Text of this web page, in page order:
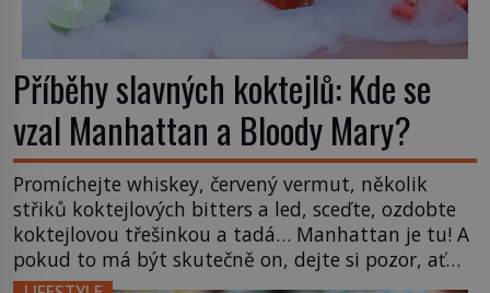
Příběhy slavných koktejlů: Kde se
vzal Manhattan a Bloody Mary?
Promíchejte whiskey, červený vermut, několik
střiků koktejlových bitters a led, sceďte, ozdobte
koktejlovou třešinkou a tadá… Manhattan je tu! A
pokud to má být skutečně on, dejte si pozor, ať
místo klasické americké rye whiskey či klidně